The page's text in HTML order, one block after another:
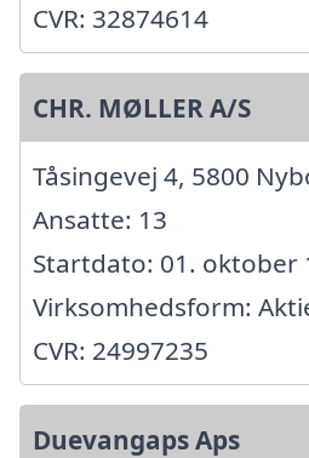
CVR: 32874614
CHR. MØLLER A/S
Tåsingevej 4, 5800
Ansatte: 13
Startdato: 01. oktober
Virksomhedsform:
CVR: 24997235
Duevangaps Aps